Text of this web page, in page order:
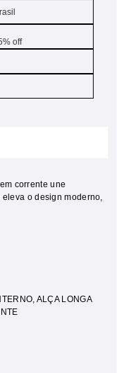
off
corrente une
o design moderno,
, ALÇA LONGA